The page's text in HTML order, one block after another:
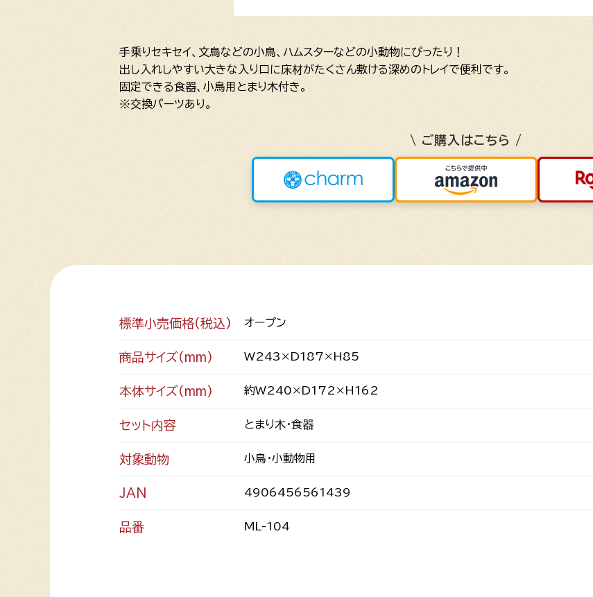
手乗りセキセイ、文鳥などの小鳥、ハムスターなどの小動物にぴったり！
出し入れしやすい大きな入り口に床材がたくさん敷ける深めのトレイで便利です。
固定できる食器、小鳥用とまり木付き。
※交換パーツあり。
\ ご購入はこちら /
標準小売価格(税込) オープン
商品サイズ(mm) W243×D187×H85
本体サイズ(mm) 約W240×D172×H162
セット内容 とまり木・食器
対象動物 小鳥・小動物用
JAN 4906456561439
品番 ML-104